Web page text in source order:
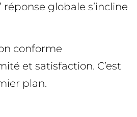
globale s’incline
conforme
et satisfaction. C’est
plan.